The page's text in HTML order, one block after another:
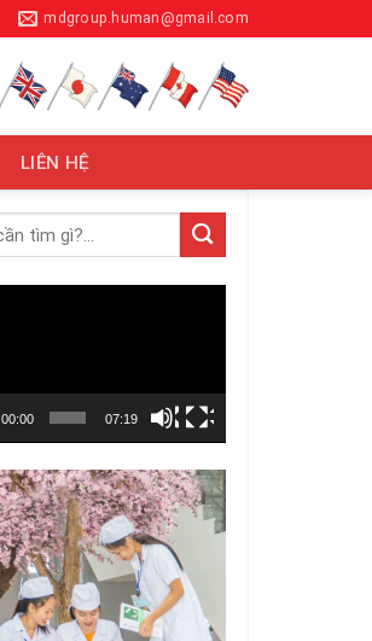
mdgroup.human@gmail.com
LIÊN HỆ
00:00 07:19